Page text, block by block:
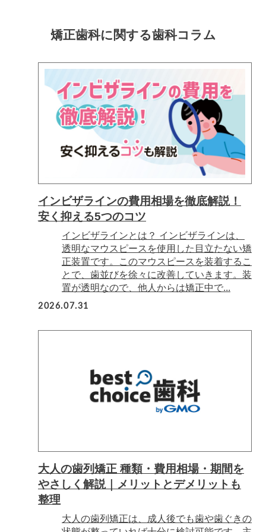
矯正歯科に関する歯科コラム
インビザラインの費用相場を徹底解説！
安く抑える5つのコツ
インビザラインとは？ インビザラインは、
透明なマウスピースを使用した目立たない矯
正装置です。このマウスピースを装着するこ
とで、歯並びを徐々に改善していきます。装
置が透明なので、他人からは矯正中で...
2026.07.31
大人の歯列矯正 種類・費用相場・期間を
やさしく解説｜メリットとデメリットも
整理
大人の歯列矯正は、成人後でも歯や歯ぐきの